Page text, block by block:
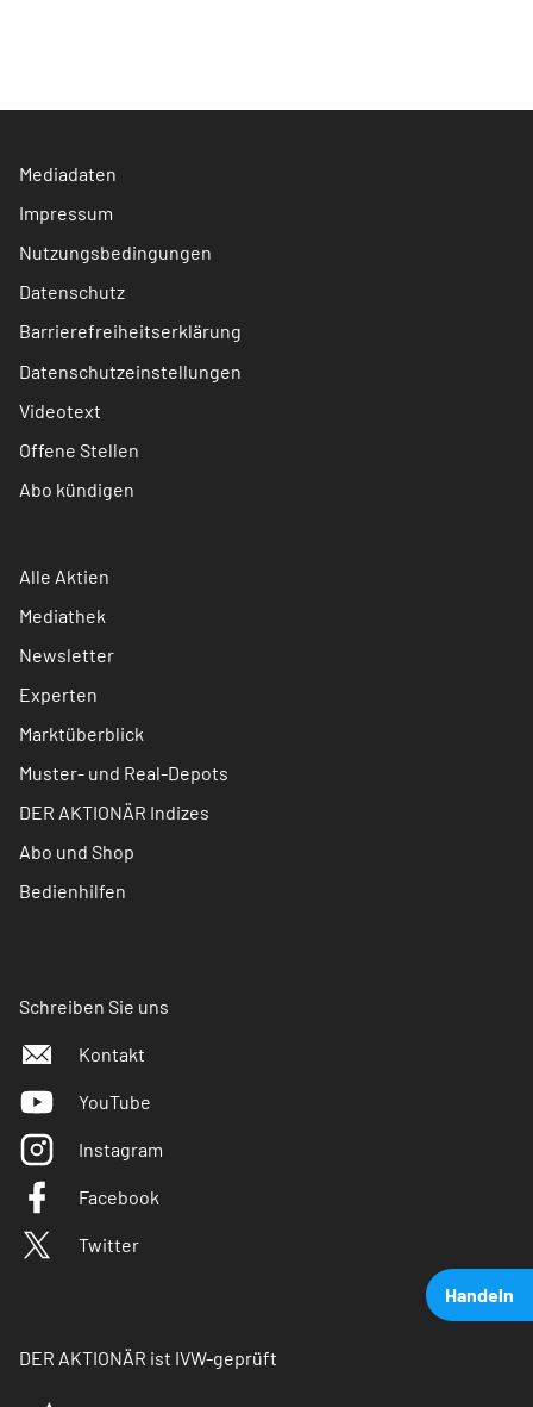
Handeln
Mediadaten
Impressum
Nutzungsbedingungen
Datenschutz
Barrierefreiheitserklärung
Datenschutzeinstellungen
Videotext
Offene Stellen
Abo kündigen
Alle Aktien
Mediathek
Newsletter
Experten
Marktüberblick
Muster- und Real-Depots
DER AKTIONÄR Indizes
Abo und Shop
Bedienhilfen
Schreiben Sie uns
Kontakt
YouTube
Instagram
Facebook
Twitter
DER AKTIONÄR ist IVW-geprüft